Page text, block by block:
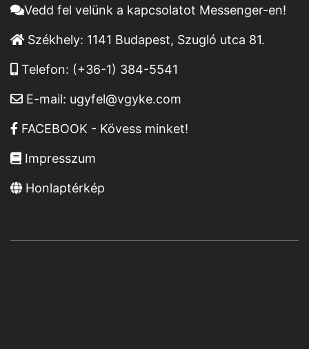
Vedd fel velünk a kapcsolatot Messenger-en!
Székhely: 1141 Budapest, Szugló utca 81.
Telefon: (+36-1) 384-5541
E-mail: ugyfel@vgyke.com
FACEBOOK - Kövess minket!
Impresszum
Honlaptérkép